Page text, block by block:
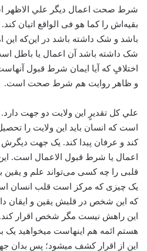
شرط صحت اعمال دیگر علي الاظهر
بقیه‌اش را کما هو فی الواقع اتیان
باشد و شک داشته باشد در این‌كه این
شک داشته باشد آن اعمال یا باطل
اختلافٍ که آیا ایمان شرط قبول
و ظاهر روایت هم شرط صحت است.
علي کل تقدیرٍ این ولایت دو جهت
است که انسان باید این ولایت را تحصیل
کند و عرفان پیدا کند. یک جهت
اعمال یا شرط قبول الاعمال است.
قلبی را چه کسی می‌تواند علم و یقین
یک چیزی که مرکز است قلب انسان
که این شخص در قلبش یقین و ایقان
این راهش نیست مگر شخص اقرار
هستم ائمه هم این­هاست می­خواهید یک
این از اقرار کشف می­شود؛ پس بدان